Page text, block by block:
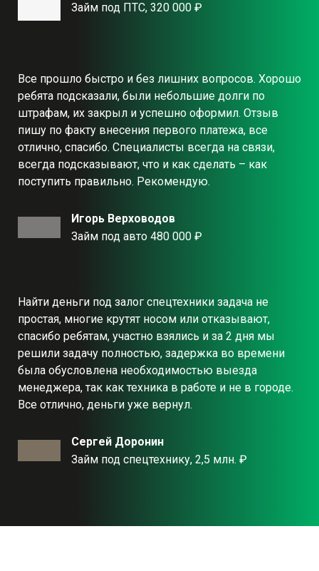
Займ под ПТС, 320 000 ₽
Все прошло быстро и без лишних вопросов. Хорошо
ребята подсказали, были небольшие долги по
штрафам, их закрыл и успешно оформил. Отзыв
пишу по факту внесения первого платежа, все
отлично, спасибо. Специалисты всегда на связи,
всегда подсказывают, что и как сделать – как
поступить правильно. Рекомендую.
Игорь Верховодов
Займ под авто 480 000 ₽
Найти деньги под залог спецтехники задача не
простая, многие крутят носом или отказывают,
спасибо ребятам, участно взялись и за 2 дня мы
решили задачу полностью, задержка во времени
была обусловлена необходимостью выезда
менеджера, так как техника в работе и не в городе.
Все отлично, деньги уже вернул.
Сергей Доронин
Займ под спецтехнику, 2,5 млн. ₽